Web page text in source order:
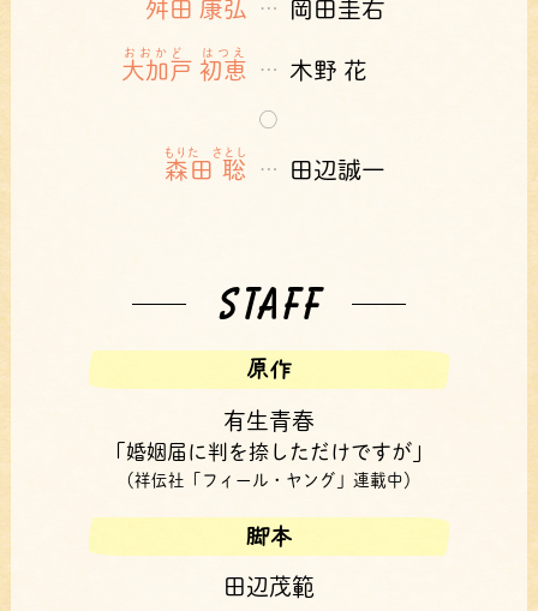
舛田 康弘 … 岡田圭右
大加戸 初恵
おおかど はつえ
… 木野 花
○
森田 聡
もりた さとし
… 田辺誠一
STAFF
原作
有⽣⻘春
「婚姻届に判を捺しただけですが」
（祥伝社「フィール・ヤング」連載中）
脚本
田辺茂範